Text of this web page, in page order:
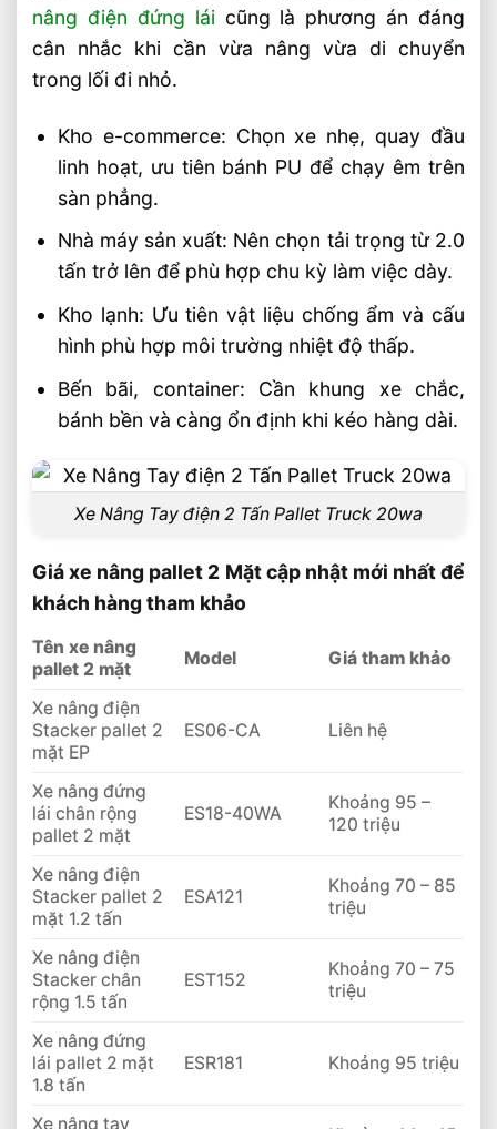
nâng điện đứng lái cũng là phương án đáng
cân nhắc khi cần vừa nâng vừa di chuyển
trong lối đi nhỏ.
Kho e-commerce: Chọn xe nhẹ, quay đầu
linh hoạt, ưu tiên bánh PU để chạy êm trên
sàn phẳng.
Nhà máy sản xuất: Nên chọn tải trọng từ 2.0
tấn trở lên để phù hợp chu kỳ làm việc dày.
Kho lạnh: Ưu tiên vật liệu chống ẩm và cấu
hình phù hợp môi trường nhiệt độ thấp.
Bến bãi, container: Cần khung xe chắc,
bánh bền và càng ổn định khi kéo hàng dài.
Xe Nâng Tay điện 2 Tấn Pallet Truck 20wa
Giá xe nâng pallet 2 Mặt cập nhật mới nhất để
khách hàng tham khảo
Tên xe nâng
pallet 2 mặt
Model Giá tham khảo
Xe nâng điện
Stacker pallet 2
mặt EP
ES06-CA Liên hệ
Xe nâng đứng
lái chân rộng
pallet 2 mặt
ES18-40WA
Khoảng 95 –
120 triệu
Xe nâng điện
Stacker pallet 2
mặt 1.2 tấn
ESA121
Khoảng 70 – 85
triệu
Xe nâng điện
Stacker chân
rộng 1.5 tấn
EST152
Khoảng 70 – 75
triệu
Xe nâng đứng
lái pallet 2 mặt
1.8 tấn
ESR181 Khoảng 95 triệu
Xe nâng tay